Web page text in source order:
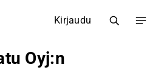
Kirjaudu
Oyj:n